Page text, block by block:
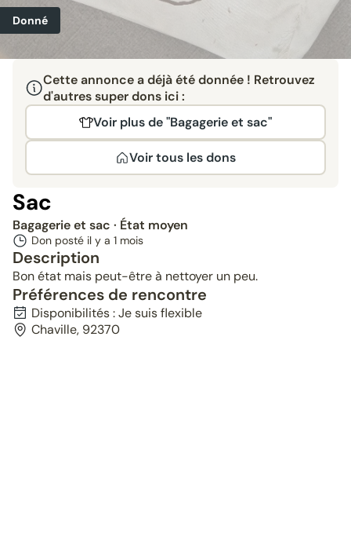
Donné
Cette annonce a déjà été donnée ! Retrouvez
d'autres super dons ici :
Voir plus de "Bagagerie et sac"
Voir tous les dons
Sac
Bagagerie et sac · État moyen
Don posté il y a 1 mois
Description
Bon état mais peut-être à nettoyer un peu.
Préférences de rencontre
Disponibilités : Je suis flexible
Chaville, 92370